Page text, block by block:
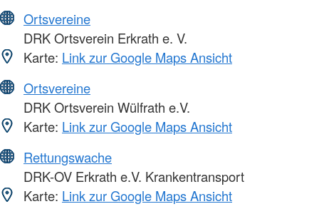
Ortsvereine
DRK Ortsverein Erkrath e. V.
Karte: Link zur Google Maps Ansicht
Ortsvereine
DRK Ortsverein Wülfrath e.V.
Karte: Link zur Google Maps Ansicht
Rettungswache
DRK-OV Erkrath e.V. Krankentransport
Karte: Link zur Google Maps Ansicht